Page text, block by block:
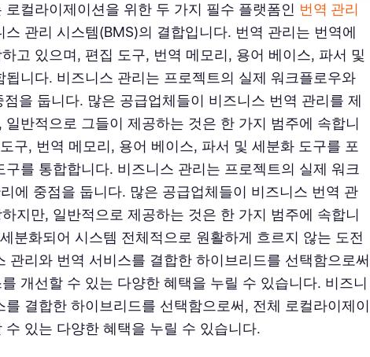
로컬라이제이션을 위한 두 가지 필수 플랫폼인 번역 관리
스 관리 시스템(BMS)의 결합입니다. 번역 관리는 번역에
고 있으며, 편집 도구, 번역 메모리, 용어 베이스, 파서 및
됩니다. 비즈니스 관리는 프로젝트의 실제 워크플로우와
점을 둡니다. 많은 공급업체들이 비즈니스 번역 관리를 제
일반적으로 그들이 제공하는 것은 한 가지 범주에 속합니
구, 번역 메모리, 용어 베이스, 파서 및 세분화 도구를 포
구를 통합합니다. 비즈니스 관리는 프로젝트의 실제 워크
에 중점을 둡니다. 많은 공급업체들이 비즈니스 번역 관
지만, 일반적으로 제공하는 것은 한 가지 범주에 속합니
분화되어 시스템 전체적으로 원활하게 흐르지 않는 도전
관리와 번역 서비스를 결합한 하이브리드를 선택함으로써
개선할 수 있는 다양한 혜택을 누릴 수 있습니다. 비즈니
를 결합한 하이브리드를 선택함으로써, 전체 로컬라이제이
수 있는 다양한 혜택을 누릴 수 있습니다.